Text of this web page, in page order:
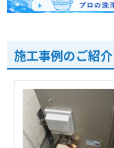
施工事例のご紹介